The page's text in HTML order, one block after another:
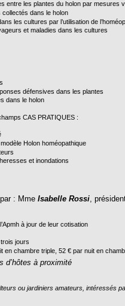
entre les plantes du holon par mesures
collectés dans le holon
les cultures par l’utilisation de
et maladies dans les cultures
défensives dans les plantes
dans le holon
CAS PRATIQUES :
Holon homéopathique
et inondations
: Mme Isabelle Rossi,
à jour de leur cotisation
jours
en chambre triple, 52 € par nuit en
d’hôtes à proximité
ou jardiniers amateurs, intéressés